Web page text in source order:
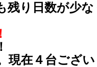
残り日数が少
在４台ござい